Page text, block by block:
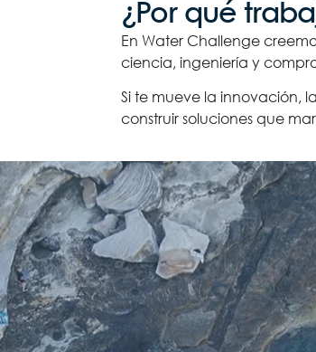
¿Por qué
En Water Challenge
ciencia, ingeniería y
Si te mueve la innovación,
construir soluciones que